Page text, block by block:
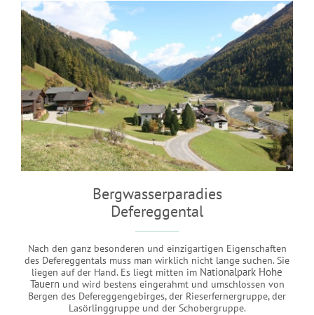
Bergwasserparadies
Defereggental
Nach den ganz besonderen und einzigartigen Eigenschaften
des Defereggentals muss man wirklich nicht lange suchen. Sie
liegen auf der Hand. Es liegt mitten im Nationalpark Hohe
Tauernund wird bestens eingerahmt und umschlossen von
Bergen des Defereggengebirges, der Rieserfernergruppe, der
Lasörlinggruppe und der Schobergruppe.